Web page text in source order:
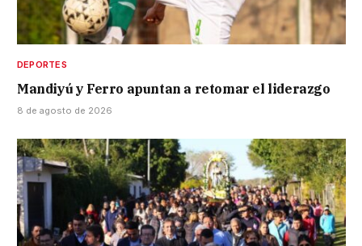
DEPORTES
Mandiyú y Ferro apuntan a retomar el liderazgo
8 de agosto de 2026